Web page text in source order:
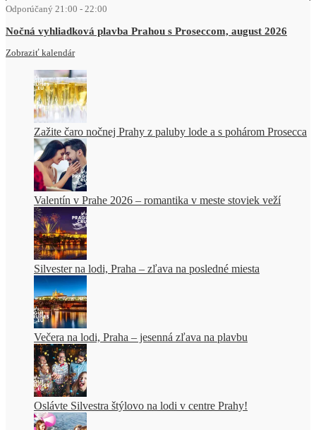
Odporúčaný 21:00 - 22:00
Nočná vyhliadková plavba Prahou s Proseccom, august 2026
Zobraziť kalendár
Zažite čaro nočnej Prahy z paluby lode a s pohárom Prosecca
Valentín v Prahe 2026 – romantika v meste stoviek veží
Silvester na lodi, Praha – zľava na posledné miesta
Večera na lodi, Praha – jesenná zľava na plavbu
Oslávte Silvestra štýlovo na lodi v centre Prahy!